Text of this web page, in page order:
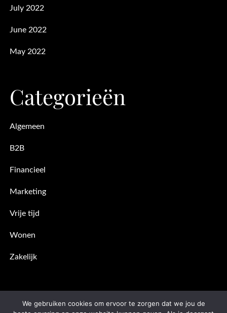
July 2022
June 2022
May 2022
Categorieën
Algemeen
B2B
Financieel
Marketing
Vrije tijd
Wonen
Zakelijk
We gebruiken cookies om ervoor te zorgen dat we jou de